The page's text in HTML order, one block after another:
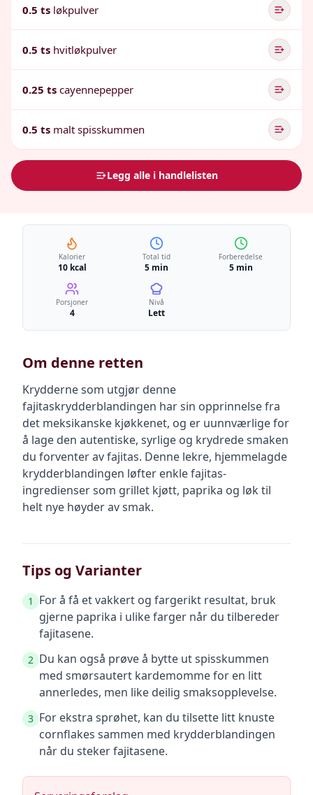
0.5 ts løkpulver
0.5 ts hvitløkpulver
0.25 ts cayennepepper
0.5 ts malt spisskummen
Legg alle i handlelisten
Kalorier
10 kcal
Total tid
5 min
Forberedelse
5 min
Porsjoner
4
Nivå
Lett
Om denne retten
Krydderne som utgjør denne
fajitaskrydderblandingen har sin opprinnelse fra
det meksikanske kjøkkenet, og er uunnværlige for
å lage den autentiske, syrlige og krydrede smaken
du forventer av fajitas. Denne lekre, hjemmelagde
krydderblandingen løfter enkle fajitas-
ingredienser som grillet kjøtt, paprika og løk til
helt nye høyder av smak.
Tips og Varianter
1
For å få et vakkert og fargerikt resultat, bruk
gjerne paprika i ulike farger når du tilbereder
fajitasene.
2 Du kan også prøve å bytte ut spisskummen
med smørsautert kardemomme for en litt
annerledes, men like deilig smaksopplevelse.
3 For ekstra sprøhet, kan du tilsette litt knuste
cornflakes sammen med krydderblandingen
når du steker fajitasene.